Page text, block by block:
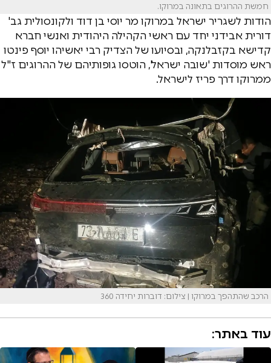
חמשת ההרוגים בתאונה במרוקו.
הודות לשגריר ישראל במרוקו מר יוסי בן דוד ולקונסולית גב'
דורית אבידני יחד עם ראשי הקהילה היהודית ואנשי חברא
קדישא בקזבלנקה, ובסיועו של הצדיק רבי יאשיהו יוסף פינטו
ראש מוסדות 'שובה ישראל', הוטסו גופותיהם של ההרוגים ז"ל
ממרוקו דרך פריז לישראל.
הרכב שהתהפך במרוקו | צילום: דוברות יחידה 360
עוד באתר: